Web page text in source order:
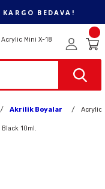
KARGO BEDAVA!
Akrilik Boyalar Acrylic